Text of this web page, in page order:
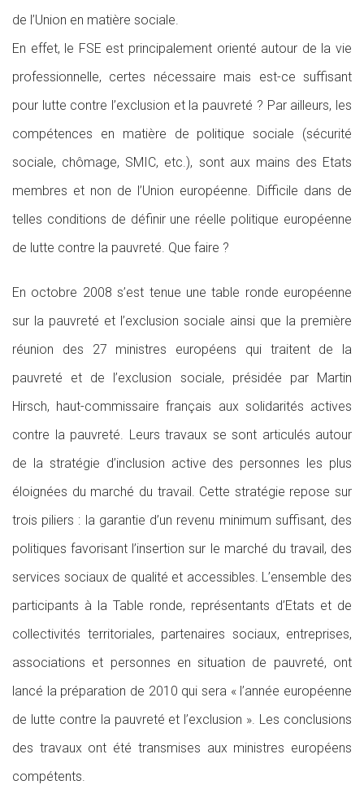
de l’Union en matière sociale.
En effet, le FSE est principalement orienté autour de la vie
professionnelle, certes nécessaire mais est-ce suffisant
pour lutte contre l’exclusion et la pauvreté ? Par ailleurs, les
compétences en matière de politique sociale (sécurité
sociale, chômage, SMIC, etc.), sont aux mains des Etats
membres et non de l’Union européenne. Difficile dans de
telles conditions de définir une réelle politique européenne
de lutte contre la pauvreté. Que faire ?
En octobre 2008 s’est tenue une table ronde européenne
sur la pauvreté et l’exclusion sociale ainsi que la première
réunion des 27 ministres européens qui traitent de la
pauvreté et de l’exclusion sociale, présidée par Martin
Hirsch, haut-commissaire français aux solidarités actives
contre la pauvreté. Leurs travaux se sont articulés autour
de la stratégie d’inclusion active des personnes les plus
éloignées du marché du travail. Cette stratégie repose sur
trois piliers : la garantie d’un revenu minimum suffisant, des
politiques favorisant l’insertion sur le marché du travail, des
services sociaux de qualité et accessibles. L’ensemble des
participants à la Table ronde, représentants d’Etats et de
collectivités territoriales, partenaires sociaux, entreprises,
associations et personnes en situation de pauvreté, ont
lancé la préparation de 2010 qui sera « l’année européenne
de lutte contre la pauvreté et l’exclusion ». Les conclusions
des travaux ont été transmises aux ministres européens
compétents.